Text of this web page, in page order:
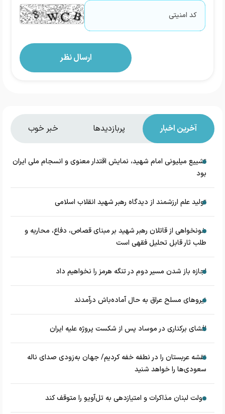
آخرین اخبار پربازدیدها خبر خوب
تشییع میلیونی امام شهید، نمایش اقتدار معنوی و انسجام ملی ایران
بود
تولید علم ارزشمند از دیدگاه رهبر شهید انقلاب اسلامی
خونخواهی از قاتلان رهبر شهید بر مبنای قصاص، دفاع، محاربه و
طلب ثار قابل تحلیل فقهی است
اجازه باز شدن مسیر دوم در تنگه هرمز را نخواهیم داد
نیروهای مسلح عراق به حال آماده‌باش درآمدند
افشای برکناری در موساد پس از شکست پروژه علیه ایران
نقشه عربستان را در نطفه خفه کردیم/ جهان به‌زودی صدای ناله
سعودی‌ها را خواهد شنید
دولت لبنان مذاکرات و امتیازدهی به تل‌آویو را متوقف کند